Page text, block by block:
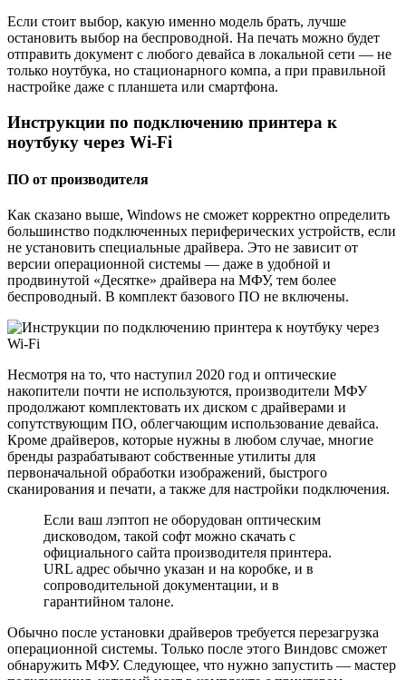
Если стоит выбор, какую именно модель брать, лучше
остановить выбор на беспроводной. На печать можно будет
отправить документ с любого девайса в локальной сети — не
только ноутбука, но стационарного компа, а при правильной
настройке даже с планшета или смартфона.
Инструкции по подключению принтера к
ноутбуку через Wi-Fi
ПО от производителя
Как сказано выше, Windows не сможет корректно определить
большинство подключенных периферических устройств, если
не установить специальные драйвера. Это не зависит от
версии операционной системы — даже в удобной и
продвинутой «Десятке» драйвера на МФУ, тем более
беспроводный. В комплект базового ПО не включены.
Несмотря на то, что наступил 2020 год и оптические
накопители почти не используются, производители МФУ
продолжают комплектовать их диском с драйверами и
сопутствующим ПО, облегчающим использование девайса.
Кроме драйверов, которые нужны в любом случае, многие
бренды разрабатывают собственные утилиты для
первоначальной обработки изображений, быстрого
сканирования и печати, а также для настройки подключения.
Если ваш лэптоп не оборудован оптическим
дисководом, такой софт можно скачать с
официального сайта производителя принтера.
URL адрес обычно указан и на коробке, и в
сопроводительной документации, и в
гарантийном талоне.
Обычно после установки драйверов требуется перезагрузка
операционной системы. Только после этого Виндовс сможет
обнаружить МФУ. Следующее, что нужно запустить — мастер